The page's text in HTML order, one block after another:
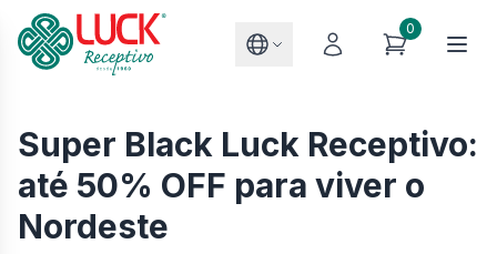
0
Super Black Luck Receptivo:
até 50% OFF para viver o
Nordeste